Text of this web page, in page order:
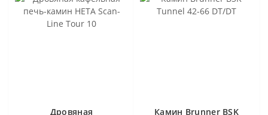
Дровяная
Камин Brunner BSK